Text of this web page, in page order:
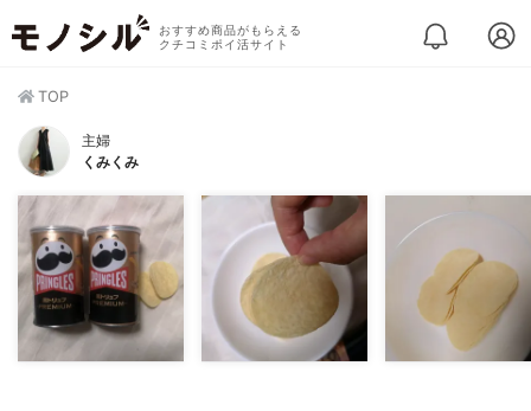
おすすめ商品がもらえる
クチコミポイ活サイト
TOP
主婦
くみくみ